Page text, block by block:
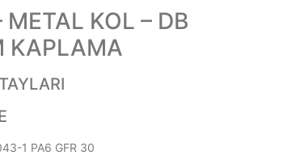
KOL – DB
KAPLAMA
1 PA6 GFR 30